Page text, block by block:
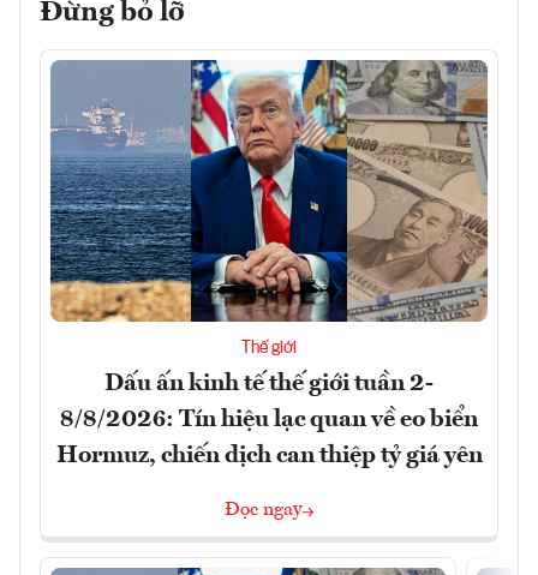
Đừng bỏ lỡ
Thế giới
Dấu ấn kinh tế thế giới tuần 2-
8/8/2026: Tín hiệu lạc quan về eo biển
Hormuz, chiến dịch can thiệp tỷ giá yên
Đọc ngay